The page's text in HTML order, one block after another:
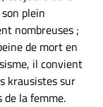
plein
nombreuses ;
de mort en
il convient
krausistes sur
de la femme.